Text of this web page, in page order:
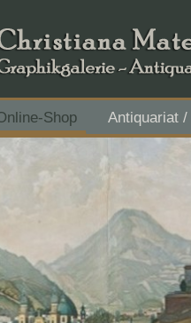
Shop
Antiquariat
IBAN AT43 3501 5000